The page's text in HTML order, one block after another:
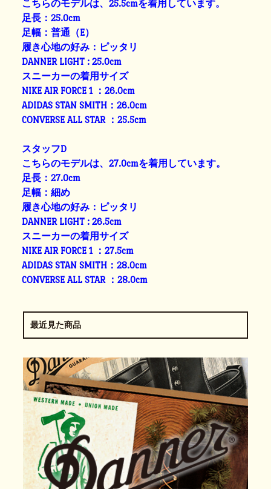
こちらのモデルは、25.5cmを着用しています。
足長：25.0cm
足幅：普通（E）
履き心地の好み：ピッタリ
DANNER LIGHT : 25.0cm
スニーカーの着用サイズ
NIKE AIR FORCE 1 ：26.0cm
ADIDAS STAN SMITH：26.0cm
CONVERSE ALL STAR ：25.5cm
スタッフD
こちらのモデルは、27.0cmを着用しています。
足長：27.0cm
足幅：細め
履き心地の好み：ピッタリ
DANNER LIGHT : 26.5cm
スニーカーの着用サイズ
NIKE AIR FORCE 1 ：27.5cm
ADIDAS STAN SMITH：28.0cm
CONVERSE ALL STAR ：28.0cm
最近見た商品